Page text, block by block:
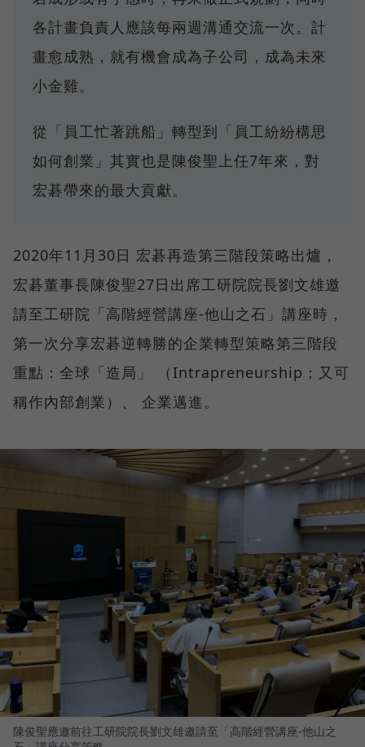
各計畫負責人應該每兩週溝通交流一次。計
畫愈成熟，就有機會成為子公司，成為未來
小金雞。
從「員工忙著跳船」轉型到「員工紛紛構思
如何創業」其實也是陳俊聖上任7年來，對
宏碁帶來的最大貢獻。
2020年11月30日 宏碁再造第三階段策略出爐，
宏碁董事長陳俊聖27日出席工研院院長劉文雄邀
請至工研院「高階經營講座-他山之石」講座時，
第一次分享宏碁逆轉勝的企業轉型策略第三階段
重點：全球「造局」 （Intrapreneurship；又可
稱作內部創業）、 企業邁進。
陳俊聖應邀前往工研院院長劉文雄邀請至「高階經營講座-他山之